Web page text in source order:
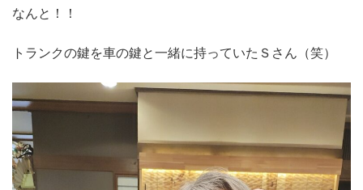
なんと！！
トランクの鍵を車の鍵と一緒に持っていたＳさん（笑）